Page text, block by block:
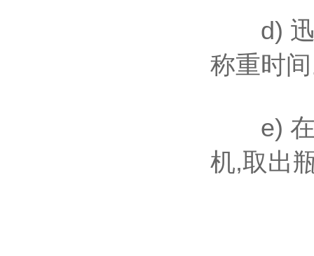
d) 迅
称重时
e) 在
机,取出